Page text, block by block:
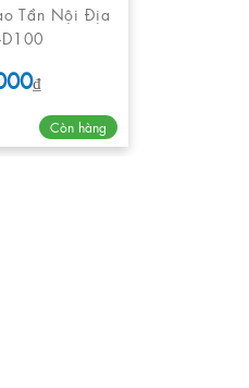
Tần Nội Địa
₫
Còn hàng